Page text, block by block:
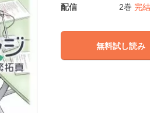
配信
2巻 完結
無料試し読み